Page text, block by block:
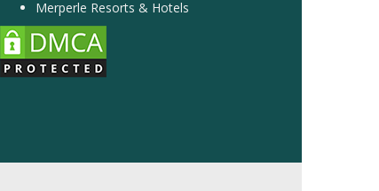
Merperle Resorts & Hotels